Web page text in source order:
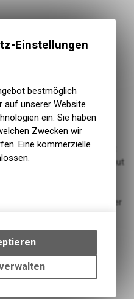
On 33mm
Diamantschliff-Finish fühlt
auch mit blossen Händen gut
Griffprofil auf der
Greiftiefe auf der
auf ein höheres Niveau der
zwei Grössen erhältlich,
Einstellungen
bestmöglich
auf unserer Website
ein. Sie haben
Zwecken wir
Eine kommerzielle
Interaktionen und
auf Ihrem Gerät,
unseres Online-